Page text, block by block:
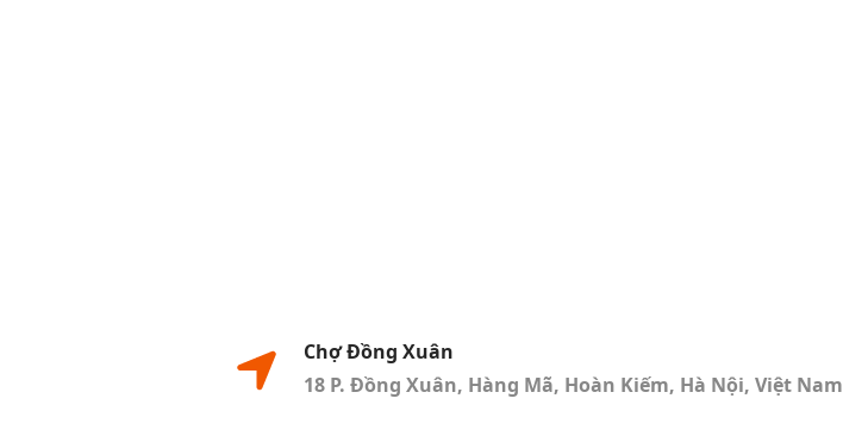
Chợ Đồng Xuân
18 P. Đồng Xuân, Hàng Mã, Hoàn Kiếm, Hà Nội, Việt Nam